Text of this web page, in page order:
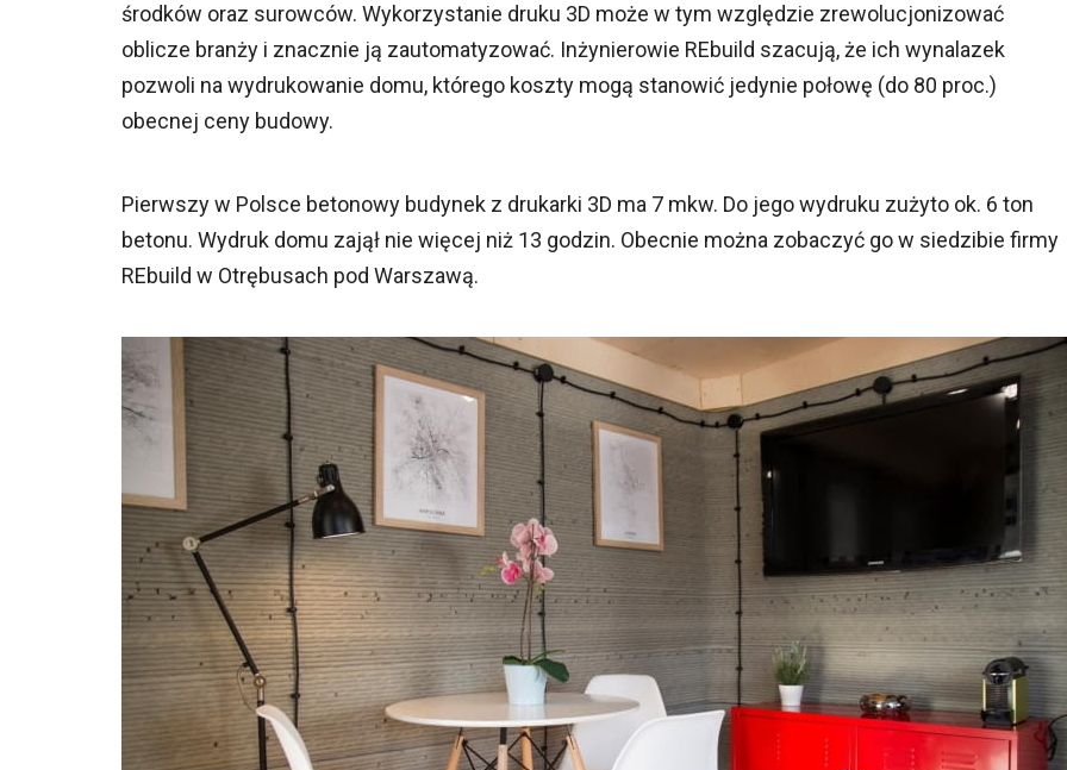
środków oraz surowców. Wykorzystanie druku 3D może w tym względzie zrewolucjonizować
oblicze branży i znacznie ją zautomatyzować. Inżynierowie REbuild szacują, że ich wynalazek
pozwoli na wydrukowanie domu, którego koszty mogą stanowić jedynie połowę (do 80 proc.)
obecnej ceny budowy.
Pierwszy w Polsce betonowy budynek z drukarki 3D ma 7 mkw. Do jego wydruku zużyto ok. 6 ton
betonu. Wydruk domu zajął nie więcej niż 13 godzin. Obecnie można zobaczyć go w siedzibie firmy
REbuild w Otrębusach pod Warszawą.